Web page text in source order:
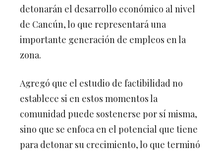
detonarán el desarrollo económico al nivel
de Cancún, lo que representará una
importante generación de empleos en la
zona.
Agregó que el estudio de factibilidad no
establece si en estos momentos la
comunidad puede sostenerse por sí misma,
sino que se enfoca en el potencial que tiene
para detonar su crecimiento, lo que terminó